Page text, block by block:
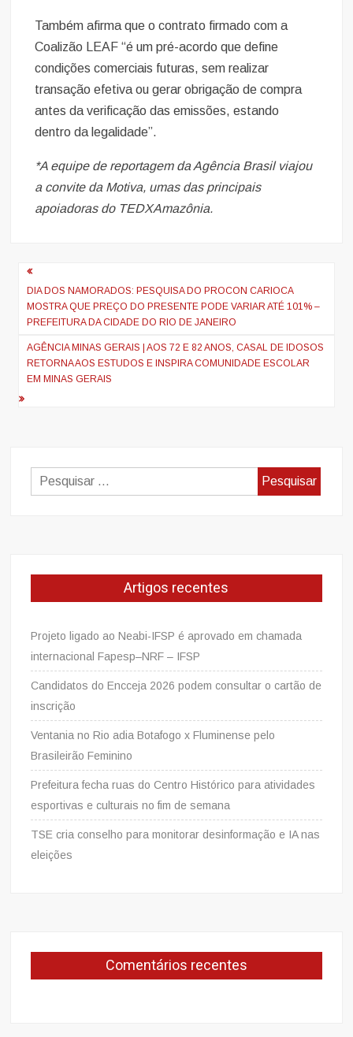
Também afirma que o contrato firmado com a
Coalizão LEAF “é um pré-acordo que define
condições comerciais futuras, sem realizar
transação efetiva ou gerar obrigação de compra
antes da verificação das emissões, estando
dentro da legalidade”.
*A equipe de reportagem da Agência Brasil viajou
a convite da Motiva, umas das principais
apoiadoras do TEDXAmazônia.
Navegação
de
artigos
DIA DOS NAMORADOS: PESQUISA DO PROCON CARIOCA
MOSTRA QUE PREÇO DO PRESENTE PODE VARIAR ATÉ 101% –
PREFEITURA DA CIDADE DO RIO DE JANEIRO
AGÊNCIA MINAS GERAIS | AOS 72 E 82 ANOS, CASAL DE IDOSOS
RETORNA AOS ESTUDOS E INSPIRA COMUNIDADE ESCOLAR
EM MINAS GERAIS
Pesquisar
por:
Artigos recentes
Projeto ligado ao Neabi-IFSP é aprovado em chamada
internacional Fapesp–NRF – IFSP
Candidatos do Encceja 2026 podem consultar o cartão de
inscrição
Ventania no Rio adia Botafogo x Fluminense pelo
Brasileirão Feminino
Prefeitura fecha ruas do Centro Histórico para atividades
esportivas e culturais no fim de semana
TSE cria conselho para monitorar desinformação e IA nas
eleições
Comentários recentes